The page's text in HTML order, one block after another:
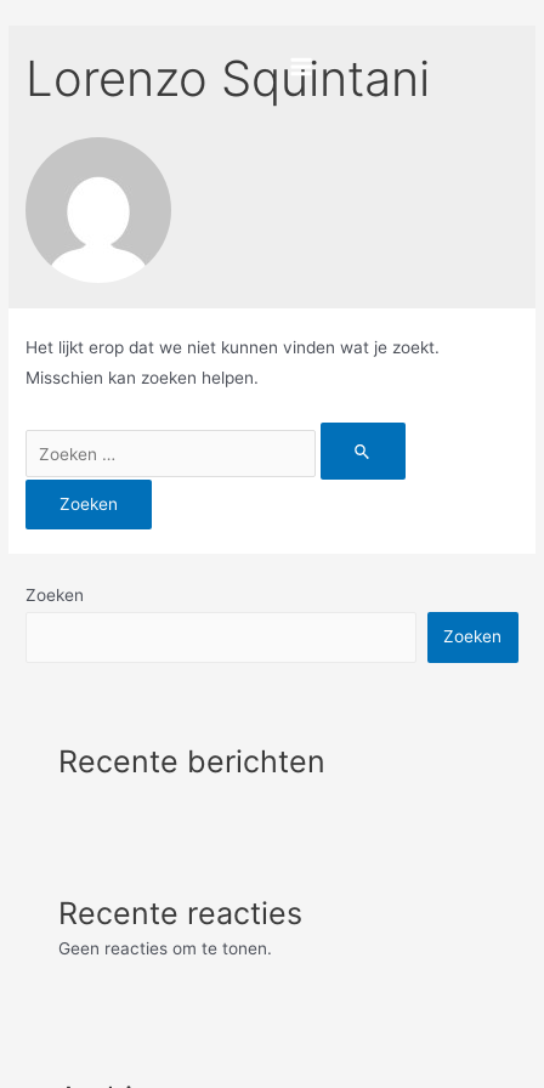
Main
Lorenzo Squintani
Het lijkt erop dat we niet kunnen vinden wat je zoekt.
Misschien kan zoeken helpen.
Zoek
naar:
Zoeken
Zoeken
Recente berichten
Recente reacties
Geen reacties om te tonen.